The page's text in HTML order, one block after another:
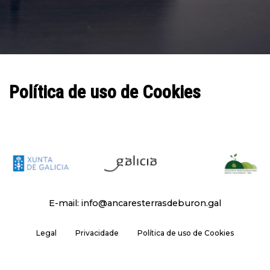
Política de uso de Cookies
E-mail: info@ancaresterrasdeburon.gal
Legal Privacidade Política de uso de Cookies